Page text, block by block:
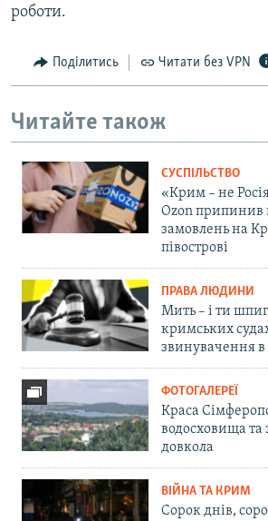
роботи.
Поділитись Читати без VPN
Читайте також
СУСПІЛЬСТВО
«Крим – не
Ozon
замовлень на
півострові
ПРАВА ЛЮДИНИ
Мить – і ти
кримських
звинувачення в
ФОТОГАЛЕРЕЇ
Краса
водосховища та
довкола
ВІЙНА ТА КРИМ
Сорок днів,